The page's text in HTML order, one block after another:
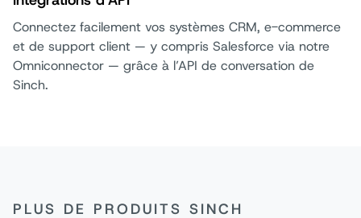
Connectez facilement vos systèmes CRM, e-commerce
et de support client — y compris Salesforce via notre
Omniconnector — grâce à l’API de conversation de
Sinch.
PLUS DE PRODUITS SINCH